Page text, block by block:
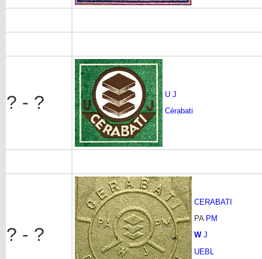
? - ?
U J
Cérabati
? - ?
CERABATI
PA PM
W J
UEBL